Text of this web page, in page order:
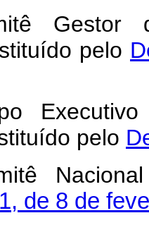
Gestor
pelo
pelo
de 8 de